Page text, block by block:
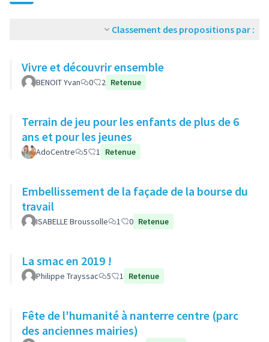
Classement des propositions par :
Vivre et découvrir ensemble
BENOIT Yvan 0 2 Retenue
Terrain de jeu pour les enfants de plus de 6
ans et pour les jeunes
AdoCentre 5 1 Retenue
Embellissement de la façade de la bourse du
travail
ISABELLE Broussolle 1 0 Retenue
La smac en 2019 !
Philippe Trayssac 5 1 Retenue
Fête de l'humanité à nanterre centre (parc
des anciennes mairies)